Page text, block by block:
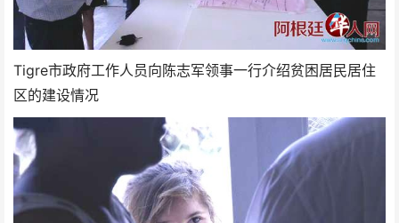
Tigre市政府工作人员向陈志军领事一行介绍贫困居民居住
区的建设情况